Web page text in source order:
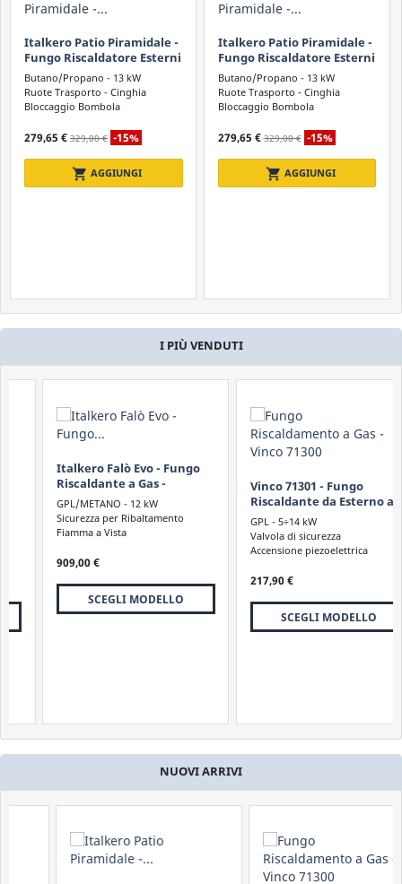
Italkero Patio Piramidale -
Fungo Riscaldatore Esterni
- ESPOSITIVO
Butano/Propano - 13 kW
Ruote Trasporto - Cinghia
Bloccaggio Bombola
279,65 € 329,00 € -15%
shopping_cart AGGIUNGI
Italkero Patio Piramidale -
Fungo Riscaldatore Esterni
- ESPOSITIVO
Butano/Propano - 13 kW
Ruote Trasporto - Cinghia
Bloccaggio Bombola
279,65 € 329,00 € -15%
shopping_cart AGGIUNGI
I PIÙ VENDUTI
Italkero Falò Evo - Fungo
Riscaldante a Gas -
OFFERTA !
GPL/METANO - 12 kW
Sicurezza per Ribaltamento
Fiamma a Vista
909,00 €
SCEGLI MODELLO
Vinco 71301 - Fungo
Riscaldante da Esterno a
GPL - 5÷14 kW
Valvola di sicurezza
Accensione piezoelettrica
217,90 €
SCEGLI MODELLO
NUOVI ARRIVI